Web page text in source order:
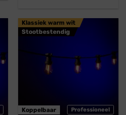
Professioneel
Klassiek warm wit
Stootbestendig
Koppelbaar